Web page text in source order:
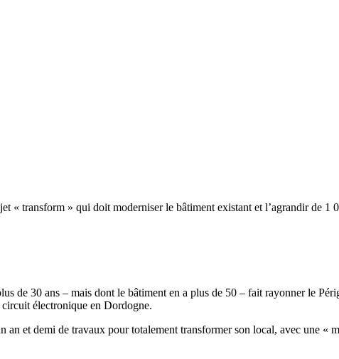
« transform » qui doit moderniser le bâtiment existant et l’agrandir de 1
de 30 ans – mais dont le bâtiment en a plus de 50 – fait rayonner le
électronique en Dordogne.
et demi de travaux pour totalement transformer son local, avec une «